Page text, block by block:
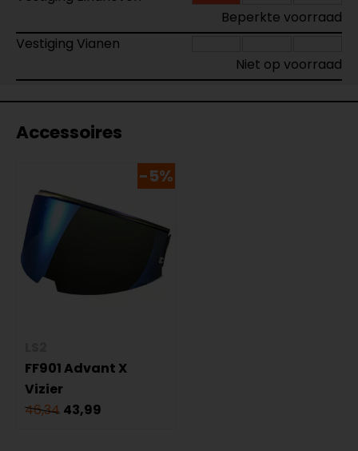
Beperkte voorraad
Vestiging Vianen
Niet op voorraad
Accessoires
-5%
FF901 Advant X
Vizier
46,34 43,99